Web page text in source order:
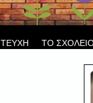
ΤΕΥΧΗ ΤΟ